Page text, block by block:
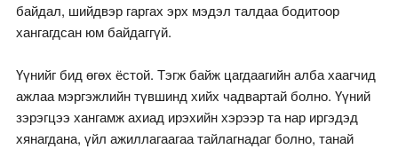
байдал, шийдвэр гаргах эрх мэдэл талдаа бодитоор
хангагдсан юм байдаггүй.
Үүнийг бид өгөх ёстой. Тэгж байж цагдаагийн алба хаагчид
ажлаа мэргэжлийн түвшинд хийх чадвартай болно. Үүний
зэрэгцээ хангамж ахиад ирэхийн хэрээр та нар иргэдэд
хянагдана, үйл ажиллагаагаа тайлагнадаг болно, танай